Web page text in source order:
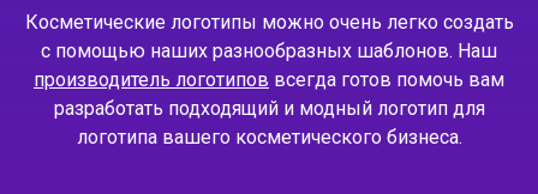
Косметические логотипы можно очень легко создать
с помощью наших разнообразных шаблонов. Наш
производитель логотипов всегда готов помочь вам
разработать подходящий и модный логотип для
логотипа вашего косметического бизнеса.